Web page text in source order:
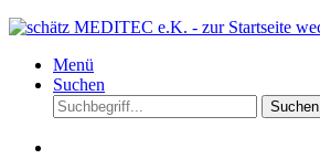
Menü
Suchen
Suchen